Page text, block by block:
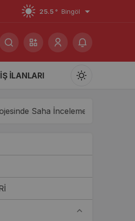
25.5 ° Bingöl
İŞ İLANLARI
Mod
Modu
seçin.
Yapıldı: 15.5 Milyar TL’lik